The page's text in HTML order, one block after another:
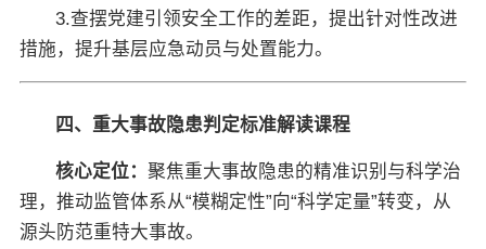
3.查摆党建引领安全工作的差距，提出针对性改进
措施，提升基层应急动员与处置能力。
四、重大事故隐患判定标准解读课程
核心定位：聚焦重大事故隐患的精准识别与科学治
理，推动监管体系从“模糊定性”向“科学定量”转变，从
源头防范重特大事故。